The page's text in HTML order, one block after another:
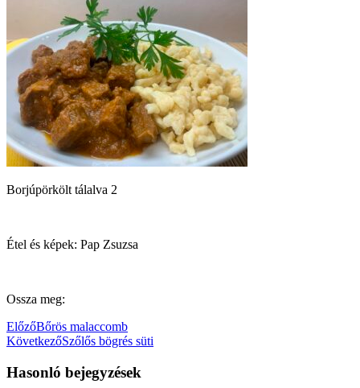
Borjúpörkölt tálalva 2
Étel és képek: Pap Zsuzsa
Ossza meg:
ElőzőBőrös malaccomb
KövetkezőSzőlős bögrés süti
Hasonló bejegyzések